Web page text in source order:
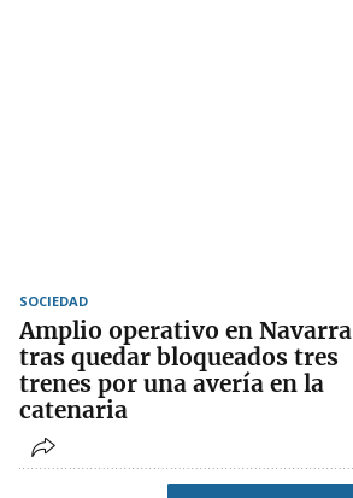
SOCIEDAD
Amplio operativo en Navarra
tras quedar bloqueados tres
trenes por una avería en la
catenaria